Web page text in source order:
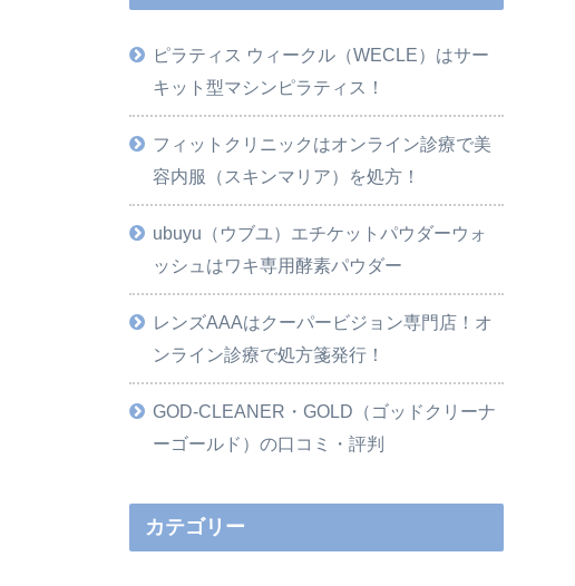
ピラティス ウィークル（WECLE）はサー
キット型マシンピラティス！
フィットクリニックはオンライン診療で美
容内服（スキンマリア）を処方！
ubuyu（ウブユ）エチケットパウダーウォ
ッシュはワキ専用酵素パウダー
レンズAAAはクーパービジョン専門店！オ
ンライン診療で処方箋発行！
GOD-CLEANER・GOLD（ゴッドクリーナ
ーゴールド）の口コミ・評判
カテゴリー